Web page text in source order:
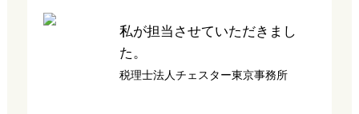
私が担当させていただきまし
た。
税理士法人チェスター東京事務所